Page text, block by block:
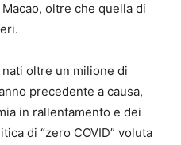
oltre che quella di
oltre un milione di
precedente a causa,
in rallentamento e dei
di “zero COVID” voluta